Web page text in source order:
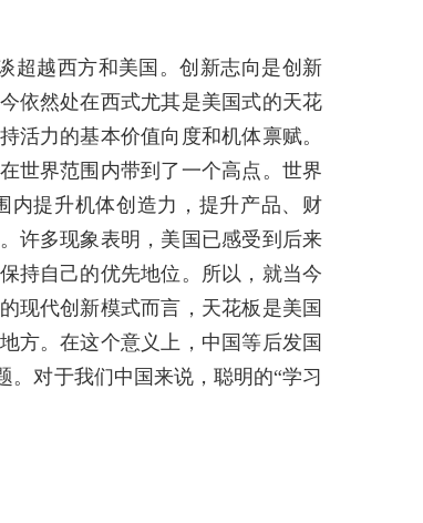
超越西方和美国。创新志向是创新
依然处在西式尤其是美国式的天花
活力的基本价值向度和机体禀赋。
世界范围内带到了一个高点。世界
内提升机体创造力，提升产品、财
许多现象表明，美国已感受到后来
持自己的优先地位。所以，就当今
现代创新模式而言，天花板是美国
方。在这个意义上，中国等后发国
对于我们中国来说，聪明的“学习